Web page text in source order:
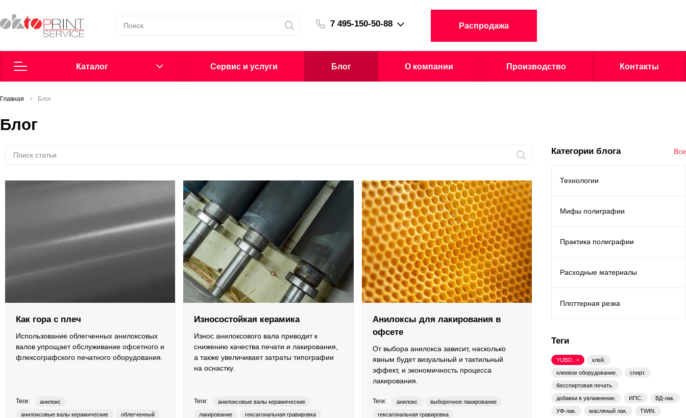
7 495-150-50-88 Распродажа
Каталог
Согласие на обработку персональных данных
Политика в области обработки персональных данных
Сообщить о нарушении
Лаки
Поддекельные материалы
Cервис и услуги Блог О компании Производство Контакты
Главная Блог
Блог
Как гора с плеч
Использование облегченных анилоксовых
валов упрощает обслуживание офсетного и
флексографского печатного оборудования.
Теги: анилокс
анилоксовые валы керамические облегченный
Износостойкая керамика
Износ анилоксового вала приводит к
снижению качества печати и лакирования,
а также увеличивает затраты типографии
на оснастку.
Теги: анилоксовые валы керамические
лакирование гексагональная гравировка
Анилоксы для лакирования в
офсете
От выбора анилокса зависит, насколько
явным будет визуальный и тактильный
эффект, и экономичность процесса
лакирования.
Теги: анилокс выборочное лакирование
гексагональная гравировка
Категории блога Все
Технологии
Мифы полиграфии
Практика полиграфии
Расходные материалы
Плоттерная резка
Теги
клей.
клеевое оборудование. спирт.
бесспиртовая печать.
добавки в увлажнение. ИПС. ВД-лак.
УФ-лак. масляный лак. TWIN.
YUBO.